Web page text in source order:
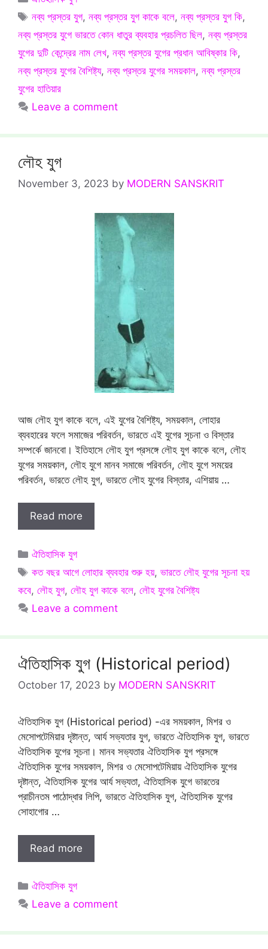
Tags
নব্য প্রস্তর যুগ,নব্য প্রস্তর যুগ কাকে বলে,নব্য প্রস্তর যুগ কি,
নব্য প্রস্তর যুগে ভারতে কোন ধাতুর ব্যবহার প্রচলিত ছিল, নব্য প্রস্তর
যুগের দুটি কেন্দ্রের নাম লেখ, নব্য প্রস্তর যুগের প্রধান আবিষ্কার কি,
নব্য প্রস্তর যুগের বৈশিষ্ট্য, নব্য প্রস্তর যুগের সময়কাল, নব্য প্রস্তর
যুগের হাতিয়ার
Leave a comment
লৌহ যুগ
November 3, 2023 by MODERN SANSKRIT
আজ লৌহ যুগ কাকে বলে, এই যুগের বৈশিষ্ট্য, সময়কাল, লোহার
ব্যবহারের ফলে সমাজের পরিবর্তন, ভারতে এই যুগের সূচনা ও বিস্তার
সম্পর্কে জানবো। ইতিহাসে লৌহ যুগ প্রসঙ্গে লৌহ যুগ কাকে বলে, লৌহ
যুগের সময়কাল, লৌহ যুগে মানব সমাজে পরিবর্তন, লৌহ যুগে সময়ের
পরিবর্তন, ভারতে লৌহ যুগ, ভারতে লৌহ যুগের বিস্তার, এশিয়ায় …
Read more
Categories
ঐতিহাসিক যুগ
Tags
কত বছর আগে লোহার ব্যবহার শুরু হয়,ভারতে লৌহ যুগের সূচনা হয়
কবে, লৌহ যুগ, লৌহ যুগ কাকে বলে, লৌহ যুগের বৈশিষ্ট্য
Leave a comment
ঐতিহাসিক যুগ (Historical period)
October 17, 2023 by MODERN SANSKRIT
ঐতিহাসিক যুগ (Historical period) -এর সময়কাল, মিশর ও
মেসোপটেমিয়ার দৃষ্টান্ত, আর্য সভ্যতার যুগ, ভারতে ঐতিহাসিক যুগ, ভারতে
ঐতিহাসিক যুগের সূচনা। মানব সভ্যতার ঐতিহাসিক যুগ প্রসঙ্গে
ঐতিহাসিক যুগের সময়কাল, মিশর ও মেসোপটেমিয়ায় ঐতিহাসিক যুগের
দৃষ্টান্ত, ঐতিহাসিক যুগের আর্য সভ্যতা, ঐতিহাসিক যুগে ভারতের
প্রাচীনতম পাঠোদ্ধার লিপি, ভারতে ঐতিহাসিক যুগ, ঐতিহাসিক যুগের
সোহাগোর …
Read more
Categories
ঐতিহাসিক যুগ
Leave a comment